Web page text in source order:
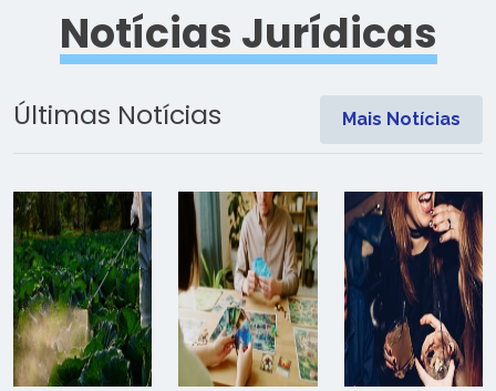
Notícias Jurídicas
Últimas Notícias Mais Notícias